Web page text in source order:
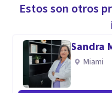
Estos son otros
Sandra
Miami